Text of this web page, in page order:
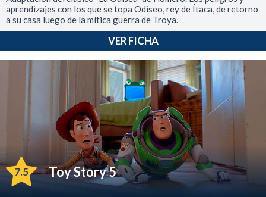
aprendizajes con los que se topa Odiseo, rey de Ítaca, de retorno
a su casa luego de la mítica guerra de Troya.
VER FICHA
7.5 Toy Story 5